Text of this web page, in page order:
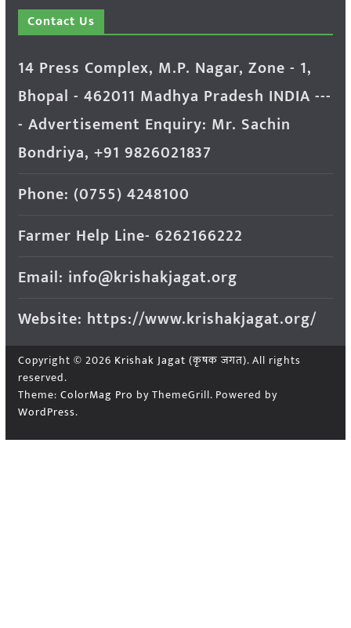
Contact Us
14 Press Complex, M.P. Nagar, Zone - 1,
Bhopal - 462011 Madhya Pradesh INDIA ---
- Advertisement Enquiry: Mr. Sachin
Bondriya, +91 9826021837
Phone: (0755) 4248100
Farmer Help Line- 6262166222
Email: info@krishakjagat.org
Website: https://www.krishakjagat.org/
Copyright © 2026 Krishak Jagat (कृषक जगत). All rights
reserved.
Theme: ColorMag Pro by ThemeGrill. Powered by
WordPress.